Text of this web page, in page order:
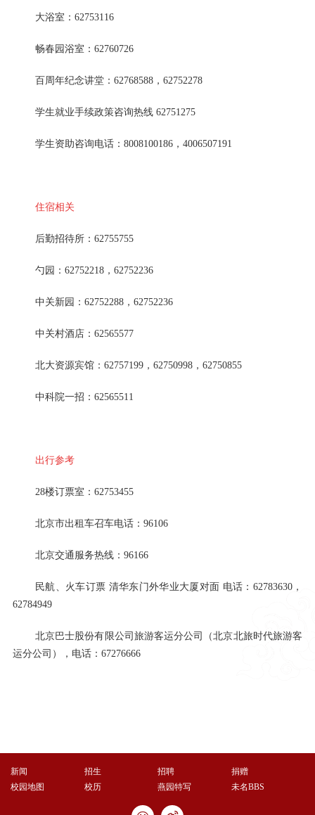
大浴室：62753116
畅春园浴室：62760726
百周年纪念讲堂：62768588，62752278
学生就业手续政策咨询热线 62751275
学生资助咨询电话：8008100186，4006507191
住宿相关
后勤招待所：62755755
勺园：62752218，62752236
中关新园：62752288，62752236
中关村酒店：62565577
北大资源宾馆：62757199，62750998，62750855
中科院一招：62565511
出行参考
28楼订票室：62753455
北京市出租车召车电话：96106
北京交通服务热线：96166
民航、火车订票 清华东门外华业大厦对面 电话：62783630，
62784949
北京巴士股份有限公司旅游客运分公司（北京北旅时代旅游客
运分公司），电话：67276666
新闻 招生 招聘
捐赠
校园地图
校历 燕园特写 未名BBS